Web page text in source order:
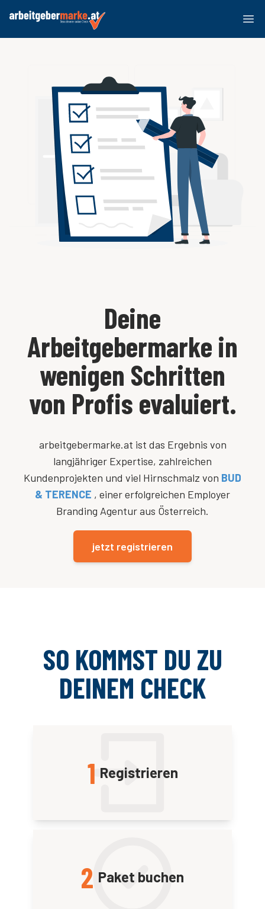
Deine
Arbeitgebermarke in
wenigen Schritten
von Profis evaluiert.
arbeitgebermarke.at ist das Ergebnis von
langjähriger Expertise, zahlreichen
Kundenprojekten und viel Hirnschmalz von BUD
& TERENCE , einer erfolgreichen Employer
Branding Agentur aus Österreich.
jetzt registrieren
SO KOMMST DU ZU
DEINEM CHECK
1 Registrieren
2 Paket buchen